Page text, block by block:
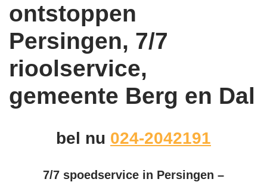
ontstoppen
Persingen, 7/7
rioolservice,
gemeente Berg en Dal
bel nu 024-2042191
7/7 spoedservice in Persingen –